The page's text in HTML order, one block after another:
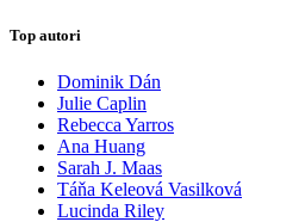
Top autori
Dominik Dán
Julie Caplin
Rebecca Yarros
Ana Huang
Sarah J. Maas
Táňa Keleová Vasilková
Lucinda Riley